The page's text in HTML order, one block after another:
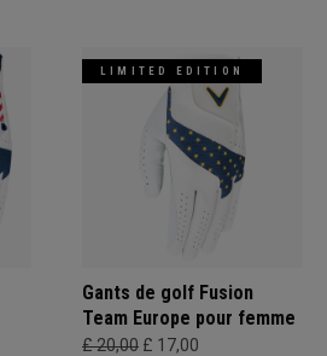
LIMITED EDITION
Gants de golf Fusion
Team Europe pour femme
£ 20,00 £ 17,00